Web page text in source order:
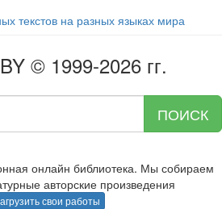
© 1999-2026 гг.
ПОИСК
онлайн библиотека. Мы собираем
авторские произведения
свои работы